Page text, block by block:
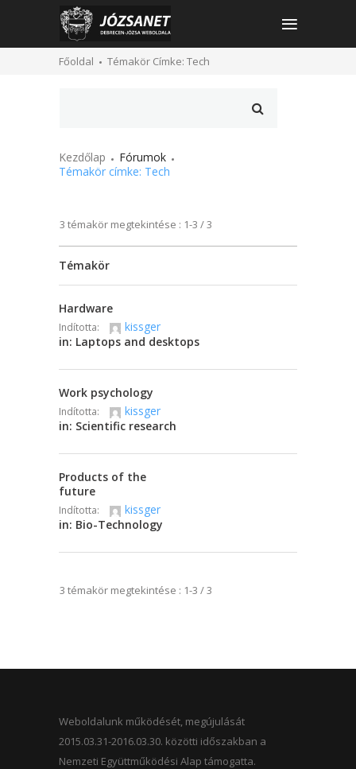
Főoldal Témakör Címke: Tech
Kezdőlap
Fórumok
Témakör címke: Tech
3 témakör megtekintése : 1-3 / 3
Témakör
Hardware
Indította:
kissger
in: Laptops and desktops
Work psychology
Indította:
kissger
in: Scientific research
Products of the
future
Indította:
kissger
in: Bio-Technology
3 témakör megtekintése : 1-3 / 3
Weboldalunk működését, megújulását
2015.03.31-2016.03.30. közötti időszakban a
Nemzeti Együttműködési Alap támogatta.